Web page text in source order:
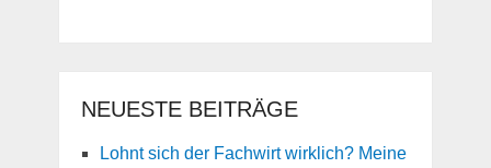
NEUESTE BEITRÄGE
Lohnt sich der Fachwirt wirklich? Meine